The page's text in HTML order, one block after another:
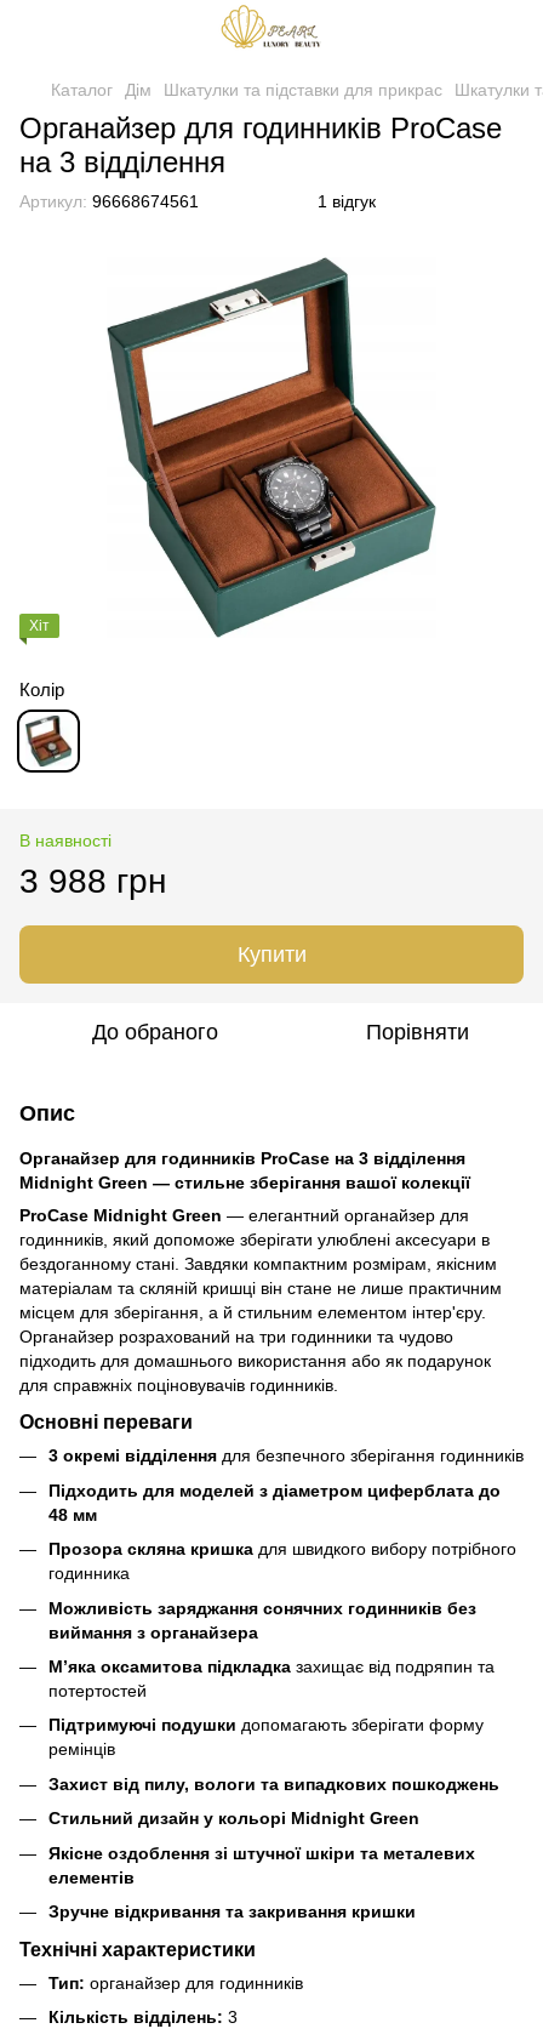
Каталог Дім Шкатулки та підставки для прикрас Шкатулки
Органайзер для годинників ProCase
на 3 відділення
Артикул: 96668674561 1 відгук
Хіт
Колір
В наявності
3 988 грн
Купити
До обраного Порівняти
Опис
Органайзер для годинників ProCase на 3 відділення
Midnight Green — стильне зберігання вашої колекції
ProCase Midnight Green — елегантний органайзер для
годинників, який допоможе зберігати улюблені аксесуари в
бездоганному стані. Завдяки компактним розмірам, якісним
матеріалам та скляній кришці він стане не лише практичним
місцем для зберігання, а й стильним елементом інтер'єру.
Органайзер розрахований на три годинники та чудово
підходить для домашнього використання або як подарунок
для справжніх поціновувачів годинників.
Основні переваги
3 окремі відділення для безпечного зберігання годинників
Підходить для моделей з діаметром циферблата до
48 мм
Прозора скляна кришка для швидкого вибору потрібного
годинника
Можливість заряджання сонячних годинників без
виймання з органайзера
М’яка оксамитова підкладка захищає від подряпин та
потертостей
Підтримуючі подушки допомагають зберігати форму
ремінців
Захист від пилу, вологи та випадкових пошкоджень
Стильний дизайн у кольорі Midnight Green
Якісне оздоблення зі штучної шкіри та металевих
елементів
Зручне відкривання та закривання кришки
Технічні характеристики
Тип: органайзер для годинників
Кількість відділень: 3